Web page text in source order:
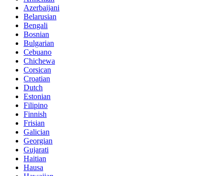
Azerbaijani
Belarusian
Bengali
Bosnian
Bulgarian
Cebuano
Chichewa
Corsican
Croatian
Dutch
Estonian
Filipino
Finnish
Frisian
Galician
Georgian
Gujarati
Haitian
Hausa